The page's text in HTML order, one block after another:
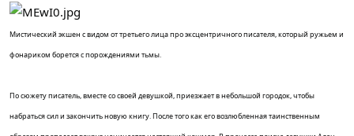
Мистический экшен с видом от третьего лица про эксцентричного писателя, который ружьем и
фонариком борется с порождениями тьмы.
По сюжету писатель, вместе со своей девушкой, приезжает в небольшой городок, чтобы
набраться сил и закончить новую книгу. После того как его возлюбленная таинственным